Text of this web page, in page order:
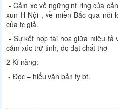
- Cảm xc về ngững nt ring của
xun H Nội , về miền Bắc qua nỗi
của tc giả.
- Sự kết hợp tài hoa giữa miêu tả
cảm xúc trữ tình, do dạt chất thơ
2 Kĩ năng:
- Đọc – hiểu văn bản ty bt.